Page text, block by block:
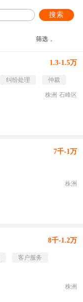
搜索
筛选
1.3-1.5万
纠纷处理 仲裁
株洲·石峰区
7千-1万
株洲
8千-1.2万
客户服务
株洲